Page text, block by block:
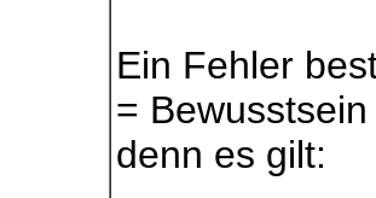
Ein Fehler
= Bewusstsein
denn es gilt: